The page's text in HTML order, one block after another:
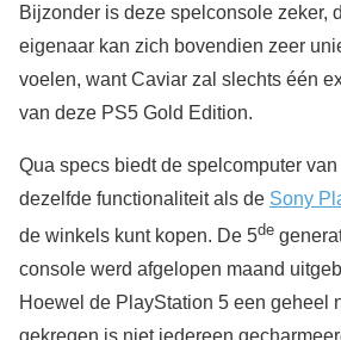
Bijzonder is deze spelconsole zeker,
eigenaar kan zich bovendien zeer
voelen, want Caviar zal slechts één
van deze PS5 Gold Edition.
Qua specs biedt de spelcomputer
dezelfde functionaliteit als de Sony
de winkels kunt kopen. De 5de
console werd afgelopen maand
Hoewel de PlayStation 5 een geheel